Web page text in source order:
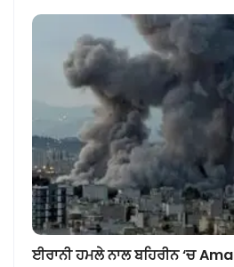
ਈਰਾਨੀ ਹਮਲੇ ਨਾਲ ਬਹਿਰੀਨ ‘ਚ